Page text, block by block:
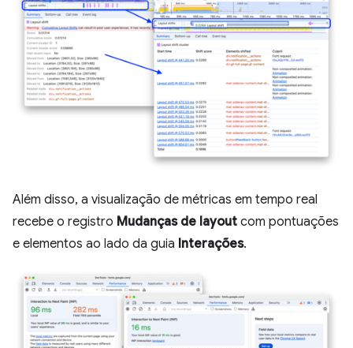
Além disso, a visualização de métricas em tempo real
recebe o registro Mudanças de layout com pontuações
e elementos ao lado da guia Interações.